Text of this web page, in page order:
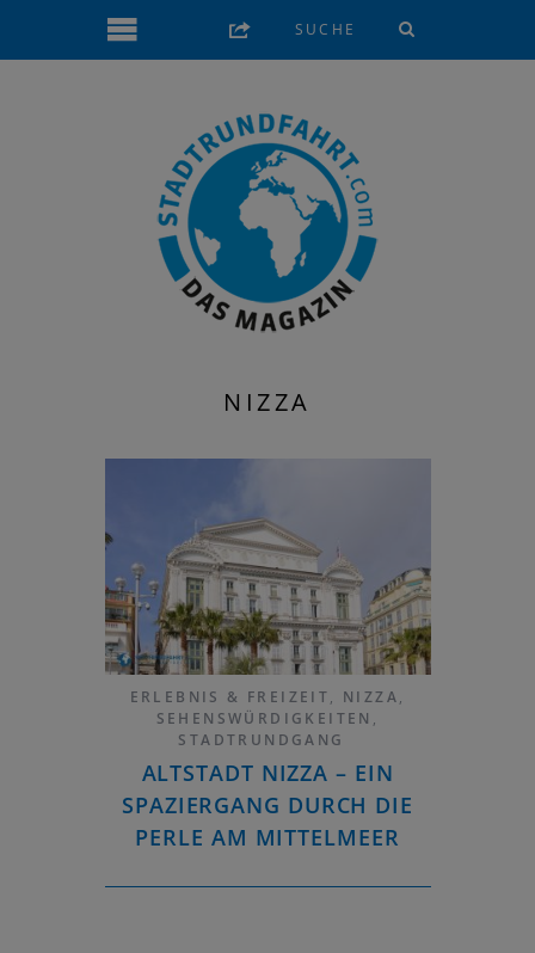
NIZZA
ERLEBNIS & FREIZEIT, NIZZA,
SEHENSWÜRDIGKEITEN ,
STADTRUNDGANG
ALTSTADT NIZZA – EIN
SPAZIERGANG DURCH DIE
PERLE AM MITTELMEER